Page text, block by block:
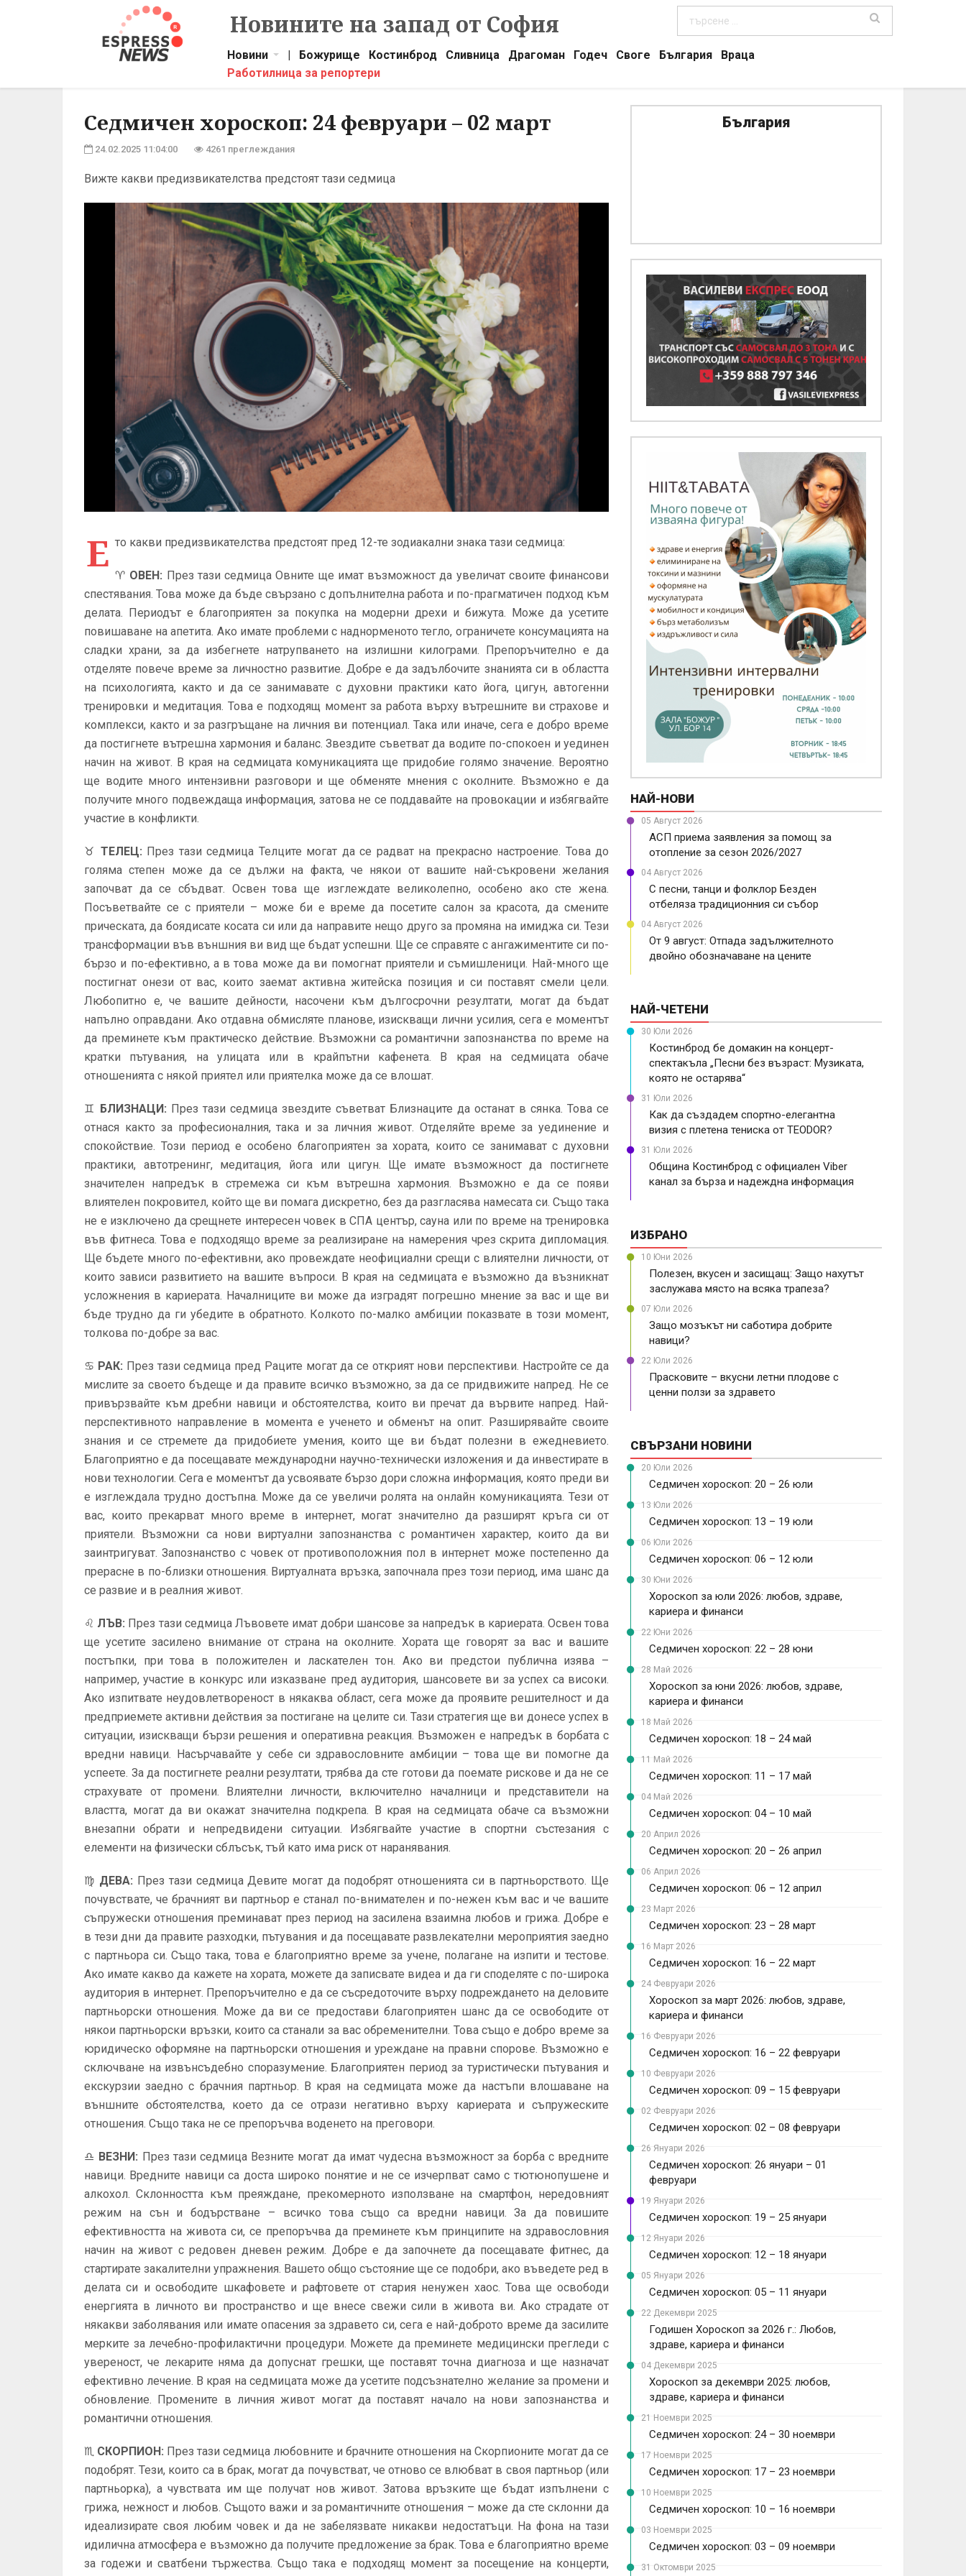
Новините на запад от София
Новини | Божурище Костинброд Сливница Драгоман Годеч Своге България
Враца
Работилница за репортери
Седмичен хороскоп: 24 февруари – 02 март
24.02.2025 11:04:00 4261 преглеждания
Вижте какви предизвикателства предстоят тази седмица
Е то какви предизвикателства предстоят пред 12-те зодиакални знака тази седмица:
♈ ОВЕН: През тази седмица Овните ще имат възможност да увеличат своите финансови
спестявания. Това може да бъде свързано с допълнителна работа и по-прагматичен подход към
делата. Периодът е благоприятен за покупка на модерни дрехи и бижута. Може да усетите
повишаване на апетита. Ако имате проблеми с наднорменото тегло, ограничете консумацията на
сладки храни, за да избегнете натрупването на излишни килограми. Препоръчително е да
отделяте повече време за личностно развитие. Добре е да задълбочите знанията си в областта
на психологията, както и да се занимавате с духовни практики като йога, цигун, автогенни
тренировки и медитация. Това е подходящ момент за работа върху вътрешните ви страхове и
комплекси, както и за разгръщане на личния ви потенциал. Така или иначе, сега е добро време
да постигнете вътрешна хармония и баланс. Звездите съветват да водите по-спокоен и уединен
начин на живот. В края на седмицата комуникацията ще придобие голямо значение. Вероятно
ще водите много интензивни разговори и ще обменяте мнения с околните. Възможно е да
получите много подвеждаща информация, затова не се поддавайте на провокации и избягвайте
участие в конфликти.
♉ ТЕЛЕЦ: През тази седмица Телците могат да се радват на прекрасно настроение. Това до
голяма степен може да се дължи на факта, че някои от вашите най-съкровени желания
започват да се сбъдват. Освен това ще изглеждате великолепно, особено ако сте жена.
Посъветвайте се с приятели – може би е време да посетите салон за красота, да смените
прическата, да боядисате косата си или да направите нещо друго за промяна на имиджа си. Тези
трансформации във външния ви вид ще бъдат успешни. Ще се справяте с ангажиментите си по-
бързо и по-ефективно, а в това може да ви помогнат приятели и съмишленици. Най-много ще
постигнат онези от вас, които заемат активна житейска позиция и си поставят смели цели.
Любопитно е, че вашите дейности, насочени към дългосрочни резултати, могат да бъдат
напълно оправдани. Ако отдавна обмисляте планове, изискващи лични усилия, сега е моментът
да преминете към практическо действие. Възможни са романтични запознанства по време на
кратки пътувания, на улицата или в крайпътни кафенета. В края на седмицата обаче
отношенията с някой приятел или приятелка може да се влошат.
♊ БЛИЗНАЦИ: През тази седмица звездите съветват Близнаците да останат в сянка. Това се
отнася както за професионалния, така и за личния живот. Отделяйте време за уединение и
спокойствие. Този период е особено благоприятен за хората, които се занимават с духовни
практики, автотренинг, медитация, йога или цигун. Ще имате възможност да постигнете
значителен напредък в стремежа си към вътрешна хармония. Възможно е да се появи
влиятелен покровител, който ще ви помага дискретно, без да разгласява намесата си. Също така
не е изключено да срещнете интересен човек в СПА център, сауна или по време на тренировка
във фитнеса. Това е подходящо време за реализиране на намерения чрез скрита дипломация.
Ще бъдете много по-ефективни, ако провеждате неофициални срещи с влиятелни личности, от
които зависи развитието на вашите въпроси. В края на седмицата е възможно да възникнат
усложнения в кариерата. Началниците ви може да изградят погрешно мнение за вас и ще ви
бъде трудно да ги убедите в обратното. Колкото по-малко амбиции показвате в този момент,
толкова по-добре за вас.
♋ РАК: През тази седмица пред Раците могат да се открият нови перспективи. Настройте се да
мислите за своето бъдеще и да правите всичко възможно, за да се придвижите напред. Не се
привързвайте към дребни навици и обстоятелства, които ви пречат да вървите напред. Най-
перспективното направление в момента е ученето и обменът на опит. Разширявайте своите
знания и се стремете да придобиете умения, които ще ви бъдат полезни в ежедневието.
Благоприятно е да посещавате международни научно-технически изложения и да инвестирате в
нови технологии. Сега е моментът да усвоявате бързо дори сложна информация, която преди ви
е изглеждала трудно достъпна. Може да се увеличи ролята на онлайн комуникацията. Тези от
вас, които прекарват много време в интернет, могат значително да разширят кръга си от
приятели. Възможни са нови виртуални запознанства с романтичен характер, които да ви
заинтригуват. Запознанство с човек от противоположния пол в интернет може постепенно да
прерасне в по-близки отношения. Виртуалната връзка, започнала през този период, има шанс да
се развие и в реалния живот.
♌ ЛЪВ: През тази седмица Лъвовете имат добри шансове за напредък в кариерата. Освен това
ще усетите засилено внимание от страна на околните. Хората ще говорят за вас и вашите
постъпки, при това в положителен и ласкателен тон. Ако ви предстои публична изява –
например, участие в конкурс или изказване пред аудитория, шансовете ви за успех са високи.
Ако изпитвате неудовлетвореност в някаква област, сега може да проявите решителност и да
предприемете активни действия за постигане на целите си. Тази стратегия ще ви донесе успех в
ситуации, изискващи бързи решения и оперативна реакция. Възможен е напредък в борбата с
вредни навици. Насърчавайте у себе си здравословните амбиции – това ще ви помогне да
успеете. За да постигнете реални резултати, трябва да сте готови да поемате рискове и да не се
страхувате от промени. Влиятелни личности, включително началници и представители на
властта, могат да ви окажат значителна подкрепа. В края на седмицата обаче са възможни
внезапни обрати и непредвидени ситуации. Избягвайте участие в спортни състезания с
елементи на физически сблъсък, тъй като има риск от наранявания.
♍ ДЕВА: През тази седмица Девите могат да подобрят отношенията си в партньорството. Ще
почувствате, че брачният ви партньор е станал по-внимателен и по-нежен към вас и че вашите
съпружески отношения преминават през период на засилена взаимна любов и грижа. Добре е
в тези дни да правите разходки, пътувания и да посещавате развлекателни мероприятия заедно
с партньора си. Също така, това е благоприятно време за учене, полагане на изпити и тестове.
Ако имате какво да кажете на хората, можете да записвате видеа и да ги споделяте с по-широка
аудитория в интернет. Препоръчително е да се съсредоточите върху подреждането на деловите
партньорски отношения. Може да ви се предостави благоприятен шанс да се освободите от
някои партньорски връзки, които са станали за вас обременителни. Това също е добро време за
юридическо оформяне на партньорски отношения и уреждане на правни спорове. Възможно е
сключване на извънсъдебно споразумение. Благоприятен период за туристически пътувания и
екскурзии заедно с брачния партньор. В края на седмицата може да настъпи влошаване на
външните обстоятелства, което да се отрази негативно върху кариерата и съпружеските
отношения. Също така не се препоръчва воденето на преговори.
♎ ВЕЗНИ: През тази седмица Везните могат да имат чудесна възможност за борба с вредните
навици. Вредните навици са доста широко понятие и не се изчерпват само с тютюнопушене и
алкохол. Склонността към преяждане, прекомерното използване на смартфон, нередовният
режим на сън и бодърстване – всичко това също са вредни навици. За да повишите
ефективността на живота си, се препоръчва да преминете към принципите на здравословния
начин на живот с редовен дневен режим. Добре е да започнете да посещавате фитнес, да
стартирате закалителни упражнения. Вашето общо състояние ще се подобри, ако въведете ред в
делата си и освободите шкафовете и рафтовете от стария ненужен хаос. Това ще освободи
енергията в личното ви пространство и ще внесе свежи сили в живота ви. Ако страдате от
някакви заболявания или имате опасения за здравето си, сега е най-доброто време да засилите
мерките за лечебно-профилактични процедури. Можете да преминете медицински прегледи с
увереност, че лекарите няма да допуснат грешки, ще поставят точна диагноза и ще назначат
ефективно лечение. В края на седмицата може да усетите подсъзнателно желание за промени и
обновление. Промените в личния живот могат да поставят начало на нови запознанства и
романтични отношения.
♏ СКОРПИОН: През тази седмица любовните и брачните отношения на Скорпионите могат да се
подобрят. Тези, които са в брак, могат да почувстват, че отново се влюбват в своя партньор (или
партньорка), а чувствата им ще получат нов живот. Затова връзките ще бъдат изпълнени с
грижа, нежност и любов. Същото важи и за романтичните отношения – може да сте склонни да
идеализирате своя любим човек и да не забелязвате никакви недостатъци. На фона на тази
идилична атмосфера е възможно да получите предложение за брак. Това е благоприятно време
за годежи и сватбени тържества. Също така е подходящ момент за посещение на концерти,
България
НАЙ-НОВИ
05 Август 2026
АСП приема заявления за помощ за
отопление за сезон 2026/2027
04 Август 2026
С песни, танци и фолклор Безден
отбеляза традиционния си събор
04 Август 2026
От 9 август: Отпада задължителното
двойно обозначаване на цените
НАЙ-ЧЕТЕНИ
30 Юли 2026
Костинброд бе домакин на концерт-
спектакъла „Песни без възраст: Музиката,
която не остарява“
31 Юли 2026
Как да създадем спортно-елегантна
визия с плетена тениска от TEODOR?
31 Юли 2026
Община Костинброд с официален Viber
канал за бърза и надеждна информация
ИЗБРАНО
10 Юни 2026
Полезен, вкусен и засищащ: Защо нахутът
заслужава място на всяка трапеза?
07 Юли 2026
Защо мозъкът ни саботира добрите
навици?
22 Юли 2026
Прасковите – вкусни летни плодове с
ценни ползи за здравето
СВЪРЗАНИ НОВИНИ
20 Юли 2026
Седмичен хороскоп: 20 – 26 юли
13 Юли 2026
Седмичен хороскоп: 13 – 19 юли
06 Юли 2026
Седмичен хороскоп: 06 – 12 юли
30 Юни 2026
Хороскоп за юли 2026: любов, здраве,
кариера и финанси
22 Юни 2026
Седмичен хороскоп: 22 – 28 юни
28 Май 2026
Хороскоп за юни 2026: любов, здраве,
кариера и финанси
18 Май 2026
Седмичен хороскоп: 18 – 24 май
11 Май 2026
Седмичен хороскоп: 11 – 17 май
04 Май 2026
Седмичен хороскоп: 04 – 10 май
20 Април 2026
Седмичен хороскоп: 20 – 26 април
06 Април 2026
Седмичен хороскоп: 06 – 12 април
23 Март 2026
Седмичен хороскоп: 23 – 28 март
16 Март 2026
Седмичен хороскоп: 16 – 22 март
24 Февруари 2026
Хороскоп за март 2026: любов, здраве,
кариера и финанси
16 Февруари 2026
Седмичен хороскоп: 16 – 22 февруари
10 Февруари 2026
Седмичен хороскоп: 09 – 15 февруари
02 Февруари 2026
Седмичен хороскоп: 02 – 08 февруари
26 Януари 2026
Седмичен хороскоп: 26 януари – 01
февруари
19 Януари 2026
Седмичен хороскоп: 19 – 25 януари
12 Януари 2026
Седмичен хороскоп: 12 – 18 януари
05 Януари 2026
Седмичен хороскоп: 05 – 11 януари
22 Декември 2025
Годишен Хороскоп за 2026 г.: Любов,
здраве, кариера и финанси
04 Декември 2025
Хороскоп за декември 2025: любов,
здраве, кариера и финанси
21 Ноември 2025
Седмичен хороскоп: 24 – 30 ноември
17 Ноември 2025
Седмичен хороскоп: 17 – 23 ноември
10 Ноември 2025
Седмичен хороскоп: 10 – 16 ноември
03 Ноември 2025
Седмичен хороскоп: 03 – 09 ноември
31 Октомври 2025